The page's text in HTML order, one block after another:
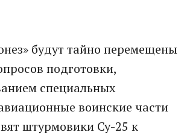
будут тайно перемещены
подготовки,
специальных
воинские части
штурмовики Су-25 к